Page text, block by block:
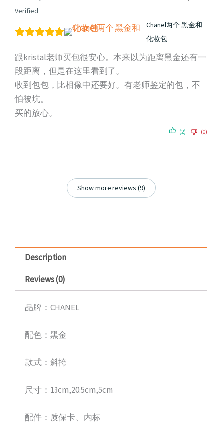
Verified
Chanel两个 黑金和
化妆包
跟kristal老师买包很安心。本来以为距离黑金还有一
段距离，但是在这里看到了。
收到包包，比相像中还要好。有老师鉴定的包，不
怕被坑。
买的放心。
(2) (0)
Show more reviews (9)
Description
Reviews (0)
品牌：CHANEL
配色：黑金
款式：斜挎
尺寸：13cm,20.5cm,5cm
配件：质保卡、内标